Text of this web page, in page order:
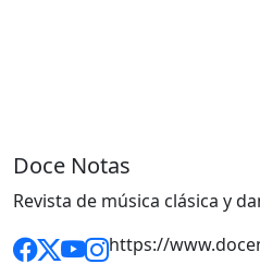
Doce Notas
Revista de música clásica y
https://